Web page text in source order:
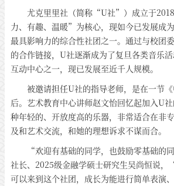
尤克里里社（简称“U社”）成立于
力、有趣、温暖”为核心，现如今已发展成为
最具影响力的综合性社团之一。通过与校团
的合作链接，U社逐渐成为了复旦各类音乐
互动中心之一，现已发展至近千人规模。
被邀请担任U社的指导老师，是在一节
后。艺术教育中心讲师赵文怡回忆起加入U
种年轻的、开放度高的乐器，非常适合在非
及和艺术交流，和她的理想诉求不谋而合。
“欢迎有基础的同学，也鼓励零基础的
社长、2025级金融学硕士研究生吴尚恒说
可以来到这个社团，成长为能进行简单表演